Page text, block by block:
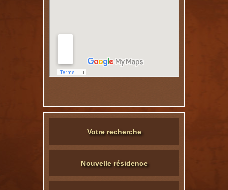
Votre recherche
Nouvelle résidence